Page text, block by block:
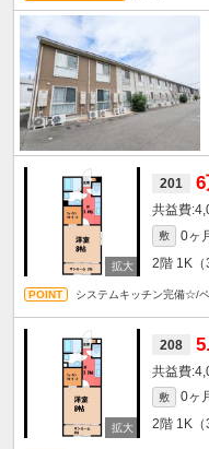
201 6
敷 0ヶ
2階 1K（
システムキッチン完備☆/
208
敷 0ヶ
2階 1K（